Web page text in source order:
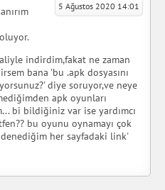
5 Ağustos 2020 14:01
indirdim,fakat ne zaman
bana 'bu .apk dosyasını
diye soruyor,ve neye
apk oyunları
bi bildiğiniz var ise yardımcı
bu oyunu oynamayı çok
her sayfadaki link'